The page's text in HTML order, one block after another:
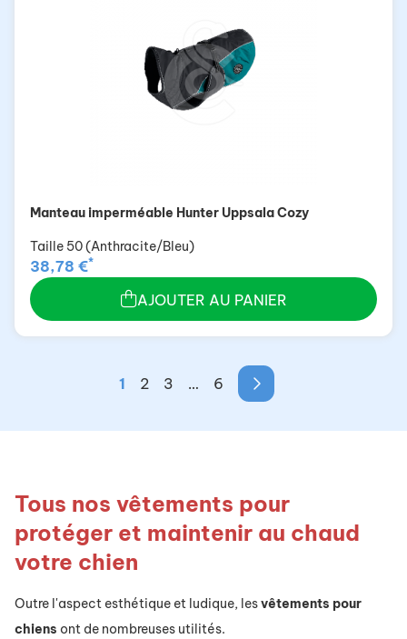
Tous nos vêtements pour
protéger et maintenir au chaud
votre chien
Outre l'aspect esthétique et ludique, lesvêtements pour
chiens ont de nombreuses utilités.
Manteau imperméable Hunter Uppsala Cozy
Taille 50 (Anthracite/Bleu)
38,78 €*
AJOUTER AU PANIER
1 2 3 … 6